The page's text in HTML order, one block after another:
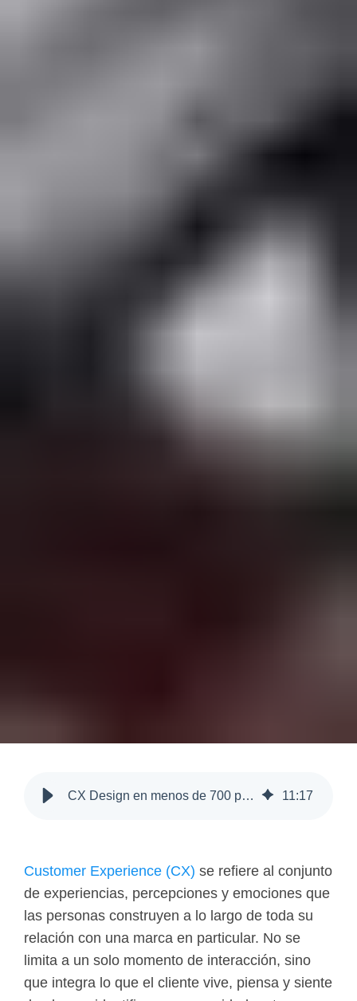
CX Design en menos de 700 palabras 11:17
Customer Experience (CX) se refiere al conjunto
de experiencias, percepciones y emociones que
las personas construyen a lo largo de toda su
relación con una marca en particular. No se
limita a un solo momento de interacción, sino
que integra lo que el cliente vive, piensa y siente